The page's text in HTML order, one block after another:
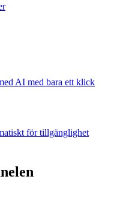
AI med bara ett klick
för tillgänglighet